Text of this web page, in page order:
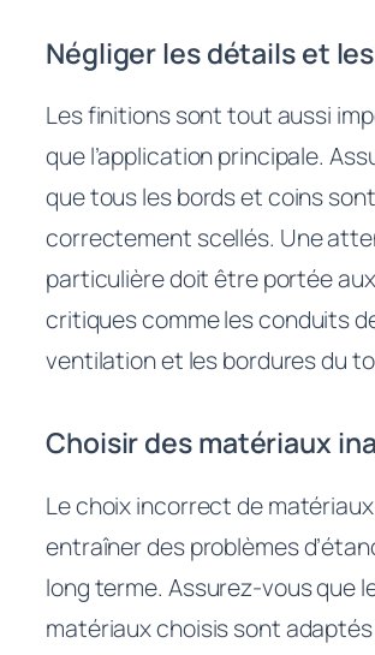
Négliger les détails et
Les finitions sont tout aussi
que l’application principale.
que tous les bords et coins sont
correctement scellés. Une
particulière doit être portée
critiques comme les conduits
ventilation et les bordures du
Choisir des matériaux
Le choix incorrect de
entraîner des problèmes
long terme. Assurez-vous que
matériaux choisis sont